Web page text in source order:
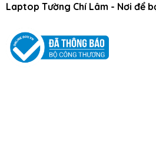
Laptop Tường Chí Lâm - Nơi để